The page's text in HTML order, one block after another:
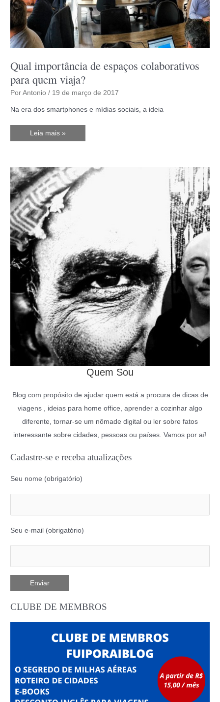
Qual importância de espaços colaborativos
para quem viaja?
PorAntonio/ 19 de março de 2017
Na era dos smartphones e mídias sociais, a ideia
Qual
quem
viaja?
Leia mais »
Quem Sou
Blog com propósito de ajudar quem está a procura de dicas de
viagens , ideias para home office, aprender a cozinhar algo
diferente, tornar-se um nômade digital ou ler sobre fatos
interessante sobre cidades, pessoas ou países. Vamos por aí!
Cadastre-se e receba atualizações
Seu nome (obrigatório)
Seu e-mail (obrigatório)
CLUBE DE MEMBROS